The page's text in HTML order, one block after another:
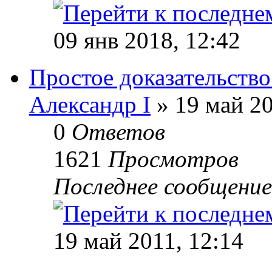
09 янв 2018, 12:42
Простое
Александр I » 19 май
0 Ответов
1621 Просмотров
Последнее
19 май 2011, 12:14